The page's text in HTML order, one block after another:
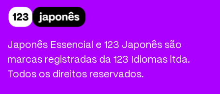
Japonês Essencial e 123 Japonês são
marcas registradas da 123 Idiomas ltda.
Todos os direitos reservados.